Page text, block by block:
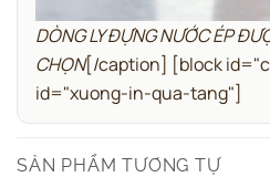
DÒNG LY ĐỰNG NƯỚC ÉP
CHỌN[/caption] [block
id="xuong-in-qua-tang"]
SẢN PHẨM TƯƠNG TỰ